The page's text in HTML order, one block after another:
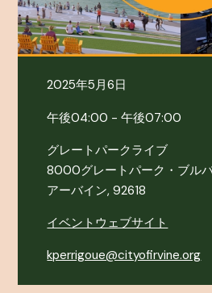
2025年5月6日
午後04:00 - 午後07:00
グレートパークライブ
8000グレートパーク・ブル
アーバイン, 92618
イベントウェブサイト
kperrigoue@cityofirvine.org